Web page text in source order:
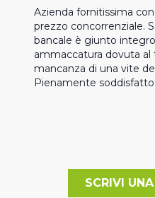
Azienda fornitissima
prezzo concorrenziale.
bancale è giunto
ammaccatura dovuta al
mancanza di una vite
Pienamente
SCRIVI